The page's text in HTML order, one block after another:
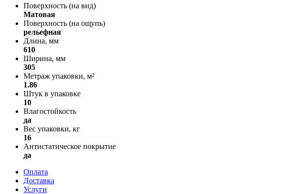
Поверхность (на вид)
Матовая
Поверхность (на ощупь)
рельефная
Длина, мм
610
Ширина, мм
305
Метраж упаковки, м²
1.86
Штук в упаковке
10
Влагостойкость
да
Вес упаковки, кг
16
Антистатическое покрытие
да
Оплата
Доставка
Услуги